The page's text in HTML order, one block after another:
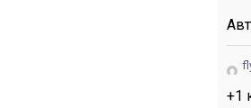
+1